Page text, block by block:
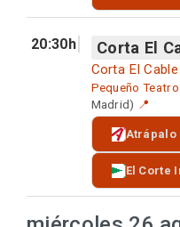
20:30h Corta El
Corta El
Pequeño
Madrid) 📍
Atrápalo
El Corte